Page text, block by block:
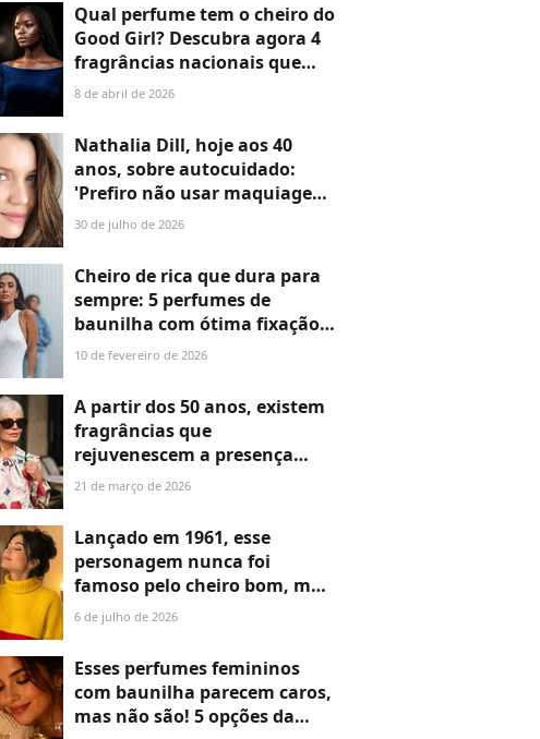
Qual perfume tem o cheiro do
Good Girl? Descubra agora 4
fragrâncias nacionais que
lembram o importado de luxo
8 de abril de 2026
Nathalia Dill, hoje aos 40
anos, sobre autocuidado:
'Prefiro não usar maquiagem
no dia a dia e ficar mais
maquiada todo dia, mas ao
mesmo tempo sacrifica a
pele'
30 de julho de 2026
Cheiro de rica que dura para
sempre: 5 perfumes de
baunilha com ótima fixação
que vão te deixar com aroma
10 de fevereiro de 2026
A partir dos 50 anos, existem
fragrâncias que
rejuvenescem a presença
mais do que plástica: 5
Dia do Perfume
21 de março de 2026
Lançado em 1961, esse
personagem nunca foi
famoso pelo cheiro bom, mas
agora a Jequiti lança seu
bergamota na pirâmide
alfativa, ele tem um cheiro
refrescante e aroma limpo
6 de julho de 2026
Esses perfumes femininos
com baunilha parecem caros,
mas não são! 5 opções da